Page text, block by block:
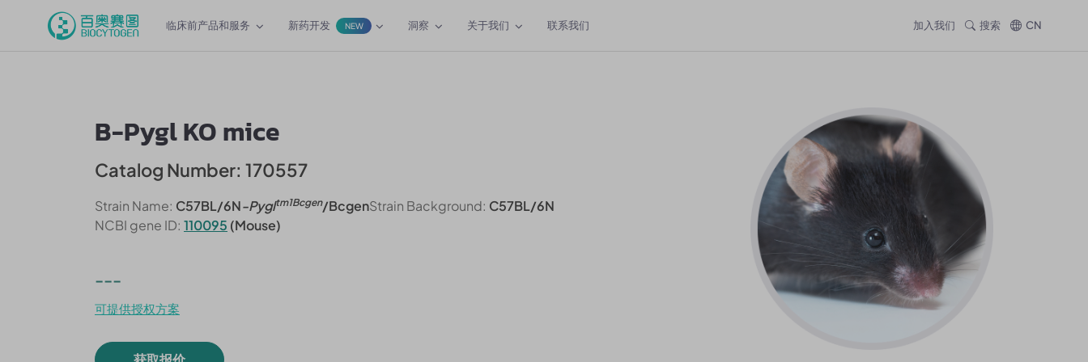
临床前产品和服务 新药开发 NEW 洞察 关于我们 联系我们 加入我们 搜索 CN
B-Pygl KO mice
Catalog Number: 170557
Strain Name: C57BL/6N-Pygltm1Bcgen/BcgenStrain Background: C57BL/6N
NCBI gene ID: 110095 (Mouse)
---
可提供授权方案